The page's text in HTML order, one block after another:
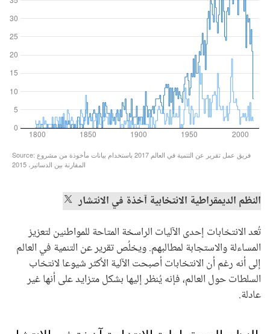
النظم الديمقراطية الانتخابية آخذة في الانتشار
تُعد الانتخابات إحدى الآليات الراسخة المتاحة للمواطنين لتعزيز
المساءلة والاستجابة لمطالبهم. ويخلُص تقرير عن التنمية في العالم
إلى أنه رغم أن الانتخابات أصبحت الآلية الأكثر شيوعا لانتخاب
السلطات حول العالم، فإنه يُنظر إليها بشكل متزايد على أنها غير
عادلة.